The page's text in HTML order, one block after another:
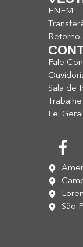
ENEM
Retorno
Fale
Sala de
Lei
São